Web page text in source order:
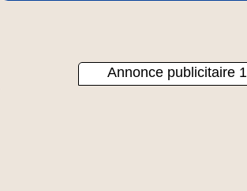
Annonce publicitaire 1